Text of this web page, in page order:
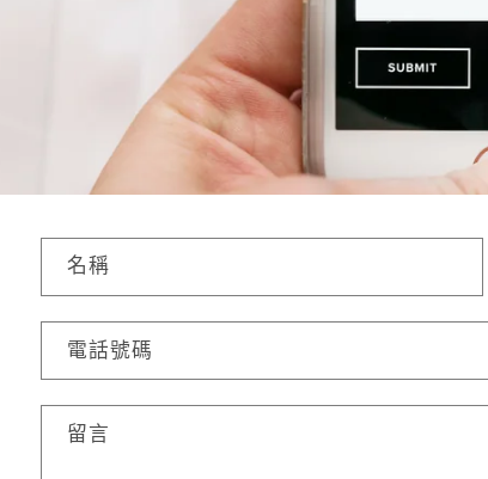
聯
絡
表
名稱
電話號碼
留言